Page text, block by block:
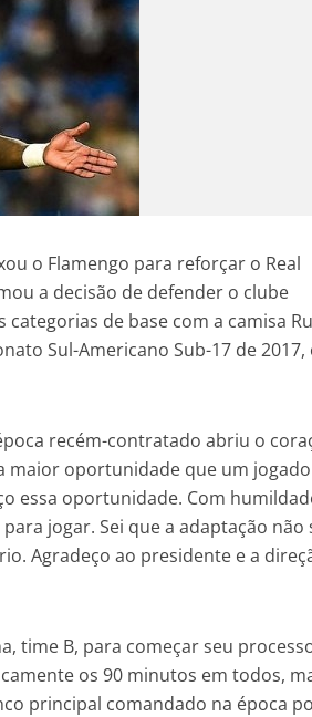
o Flamengo para reforçar o Real
a decisão de defender o clube
de base com a camisa
Sul-Americano Sub-17 de 2017,
recém-contratado abriu o
maior oportunidade que um
essa oportunidade. Com
jogar. Sei que a adaptação não
Agradeço ao presidente e a
time B, para começar seu
os 90 minutos em todos,
principal comandado na época